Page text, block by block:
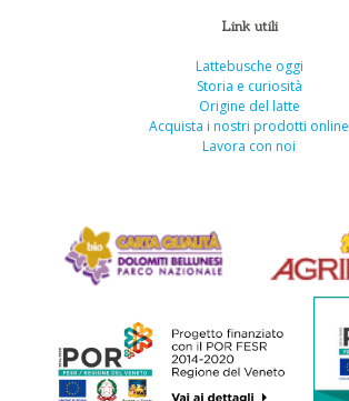
Link utili
Lattebusche oggi
Storia e curiosità
Origine del latte
Acquista i nostri prodotti online
Lavora con noi